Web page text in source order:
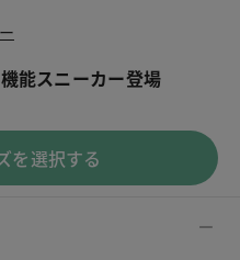
能スニーカー登場
を選択する